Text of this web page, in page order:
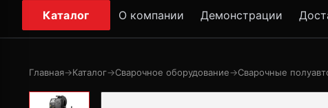
Каталог О компании Демонстрации
Главная→Каталог→Сварочное оборудование→Сварочные